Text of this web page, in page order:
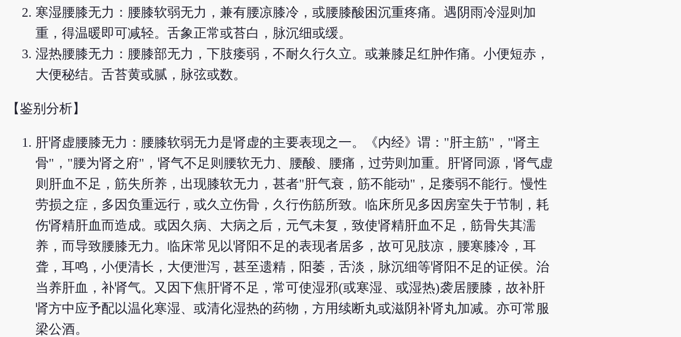
寒湿腰膝无力：腰膝软弱无力，兼有腰凉膝冷，或腰膝酸困沉重疼痛。遇阴雨冷湿则加
重，得温暖即可减轻。舌象正常或苔白，脉沉细或缓。
湿热腰膝无力：腰膝部无力，下肢痿弱，不耐久行久立。或兼膝足红肿作痛。小便短赤，
大便秘结。舌苔黄或腻，脉弦或数。
【鉴别分析】
肝肾虚腰膝无力：腰膝软弱无力是肾虚的主要表现之一。《内经》谓："肝主筋"，"肾主
骨"，"腰为肾之府"，肾气不足则腰软无力、腰酸、腰痛，过劳则加重。肝肾同源，肾气虚
则肝血不足，筋失所养，出现膝软无力，甚者"肝气衰，筋不能动"，足痿弱不能行。慢性
劳损之症，多因负重远行，或久立伤骨，久行伤筋所致。临床所见多因房室失于节制，耗
伤肾精肝血而造成。或因久病、大病之后，元气未复，致使肾精肝血不足，筋骨失其濡
养，而导致腰膝无力。临床常见以肾阳不足的表现者居多，故可见肢凉，腰寒膝冷，耳
聋，耳鸣，小便清长，大便泄泻，甚至遗精，阳萎，舌淡，脉沉细等肾阳不足的证侯。治
当养肝血，补肾气。又因下焦肝肾不足，常可使湿邪(或寒湿、或湿热)袭居腰膝，故补肝
肾方中应予配以温化寒湿、或清化湿热的药物，方用续断丸或滋阴补肾丸加减。亦可常服
梁公酒。